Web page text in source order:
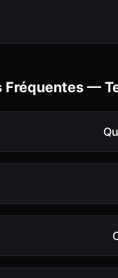
Fréquentes —